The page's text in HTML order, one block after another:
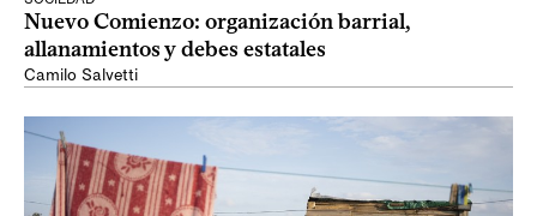
Nuevo Comienzo: organización barrial,
allanamientos y debes estatales
Camilo Salvetti